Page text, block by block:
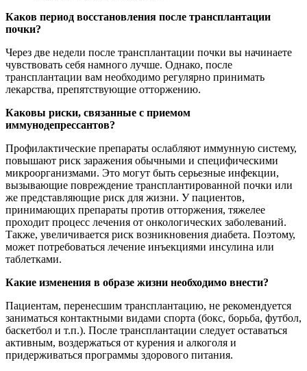
Каков период восстановления после трансплантации
почки?
Через две недели после трансплантации почки вы начинаете
чувствовать себя намного лучше. Однако, после
трансплантации вам необходимо регулярно принимать
лекарства, препятствующие отторжению.
Каковы риски, связанные с приемом
иммунодепрессантов?
Профилактические препараты ослабляют иммунную систему,
повышают риск заражения обычными и специфическими
микроорганизмами. Это могут быть серьезные инфекции,
вызывающие повреждение трансплантированной почки или
же представляющие риск для жизни. У пациентов,
принимающих препараты против отторжения, тяжелее
проходит процесс лечения от онкологических заболеваний.
Также, увеличивается риск возникновения диабета. Поэтому,
может потребоваться лечение инъекциями инсулина или
таблетками.
Какие изменения в образе жизни необходимо внести?
Пациентам, перенесшим трансплантацию, не рекомендуется
заниматься контактными видами спорта (бокс, борьба, футбол,
баскетбол и т.п.). После трансплантации следует оставаться
активным, воздержаться от курения и алкоголя и
придерживаться программы здорового питания.